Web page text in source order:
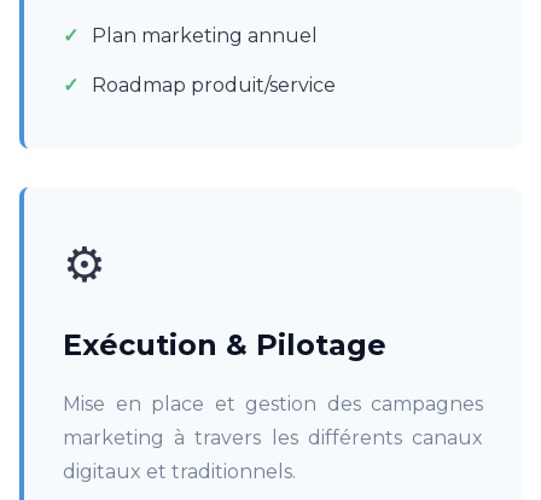
Plan marketing annuel
Roadmap produit/service
⚙️
Exécution & Pilotage
Mise en place et gestion des campagnes
marketing à travers les différents canaux
digitaux et traditionnels.